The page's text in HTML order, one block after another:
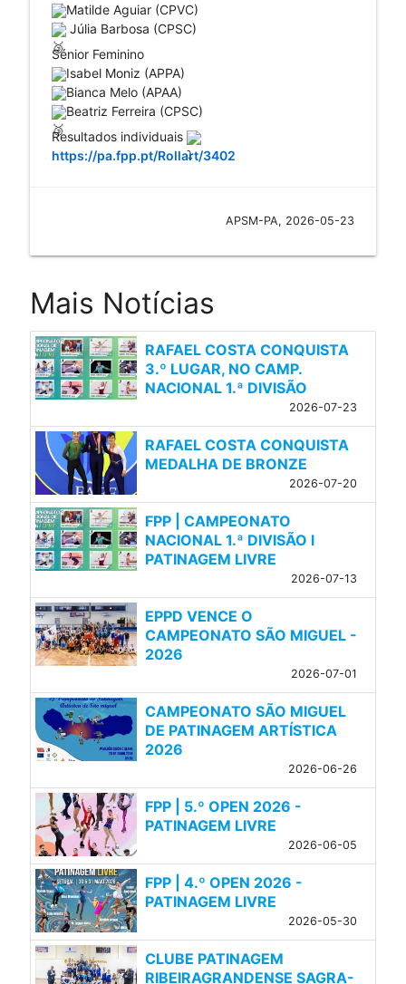
Matilde Aguiar (CPVC)
Júlia Barbosa (CPSC)
Sénior Feminino
Isabel Moniz (APPA)
Bianca Melo (APAA)
Beatriz Ferreira (CPSC)
Resultados individuais
https://pa.fpp.pt/Rollart/3402
APSM-PA, 2026-05-23
Mais Notícias
RAFAEL COSTA CONQUISTA
3.º LUGAR, NO CAMP.
NACIONAL 1.ª DIVISÃO
2026-07-23
RAFAEL COSTA CONQUISTA
MEDALHA DE BRONZE
2026-07-20
FPP | CAMPEONATO
NACIONAL 1.ª DIVISÃO l
PATINAGEM LIVRE
2026-07-13
EPPD VENCE O
CAMPEONATO SÃO MIGUEL -
2026
2026-07-01
CAMPEONATO SÃO MIGUEL
DE PATINAGEM ARTÍSTICA
2026
2026-06-26
FPP | 5.º OPEN 2026 -
PATINAGEM LIVRE
2026-06-05
FPP | 4.º OPEN 2026 -
PATINAGEM LIVRE
2026-05-30
CLUBE PATINAGEM
RIBEIRAGRANDENSE SAGRA-